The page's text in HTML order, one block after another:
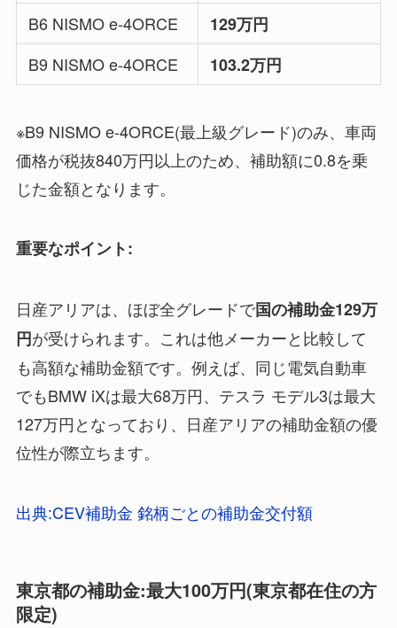
B6 NISMO e-4ORCE
129万円
B9 NISMO e-4ORCE
103.2万円
※B9 NISMO e-4ORCE(最上級グレード)のみ、車両
価格が税抜840万円以上のため、補助額に0.8を乗
じた金額となります。
重要なポイント:
日産アリアは、ほぼ全グレードで国の補助金129万
円が受けられます。これは他メーカーと比較して
も高額な補助金額です。例えば、同じ電気自動車
でもBMW iXは最大68万円、テスラ モデル3は最大
127万円となっており、日産アリアの補助金額の優
位性が際立ちます。
出典:CEV補助金 銘柄ごとの補助金交付額
東京都の補助金:最大100万円(東京都在住の方
限定)